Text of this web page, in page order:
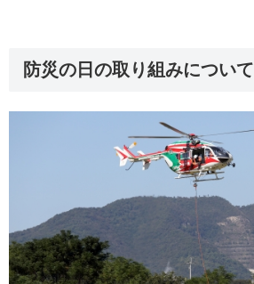
防災の日の取り組みについて